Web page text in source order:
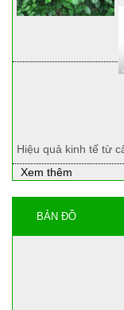
Hiệu quả kinh tế từ
Xem thêm
BẢN ĐỒ